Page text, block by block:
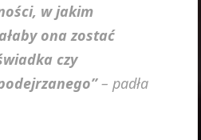
w jakim
ona zostać
czy
– padła